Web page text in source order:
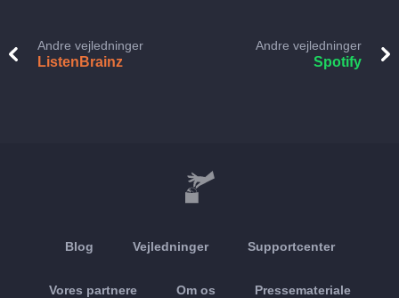
Andre vejledninger
ListenBrainz
Andre vejledninger
Spotify
Blog Vejledninger Supportcenter
Vores partnere Om os Pressemateriale